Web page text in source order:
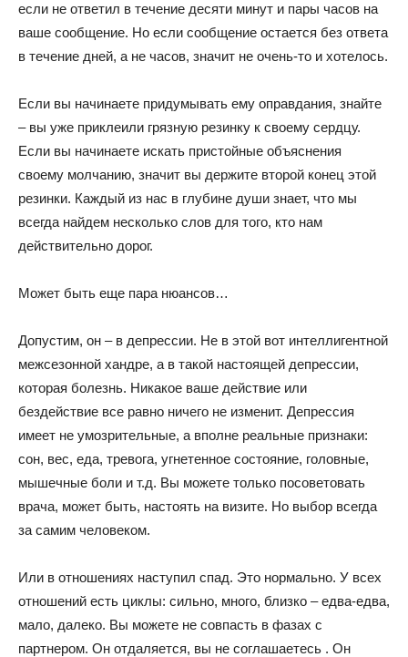
если не ответил в течение десяти минут и пары часов на
ваше сообщение. Но если сообщение остается без ответа
в течение дней, а не часов, значит не очень-то и хотелось.
Если вы начинаете придумывать ему оправдания, знайте
– вы уже приклеили грязную резинку к своему сердцу.
Если вы начинаете искать пристойные объяснения
своему молчанию, значит вы держите второй конец этой
резинки. Каждый из нас в глубине души знает, что мы
всегда найдем несколько слов для того, кто нам
действительно дорог.
Может быть еще пара нюансов…
Допустим, он – в депрессии. Не в этой вот интеллигентной
межсезонной хандре, а в такой настоящей депрессии,
которая болезнь. Никакое ваше действие или
бездействие все равно ничего не изменит. Депрессия
имеет не умозрительные, а вполне реальные признаки:
сон, вес, еда, тревога, угнетенное состояние, головные,
мышечные боли и т.д. Вы можете только посоветовать
врача, может быть, настоять на визите. Но выбор всегда
за самим человеком.
Или в отношениях наступил спад. Это нормально. У всех
отношений есть циклы: сильно, много, близко – едва-едва,
мало, далеко. Вы можете не совпасть в фазах с
партнером. Он отдаляется, вы не соглашаетесь . Он